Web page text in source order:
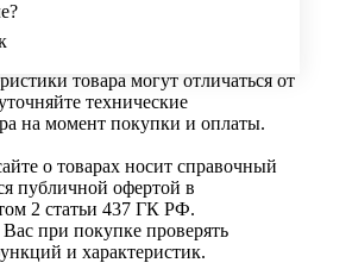
товара могут отличаться от
технические
на момент покупки и оплаты.
о товарах носит справочный
публичной офертой в
2 статьи 437 ГК РФ.
при покупке проверять
и характеристик.